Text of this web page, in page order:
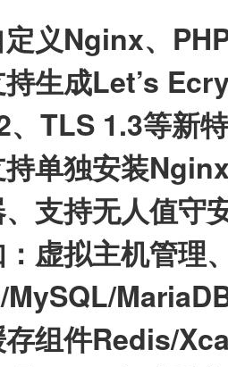
义Nginx、
生成Let’s
、TLS 1.3等新
持单独安装
支持无人值守
虚拟主机管理
组件Redis/